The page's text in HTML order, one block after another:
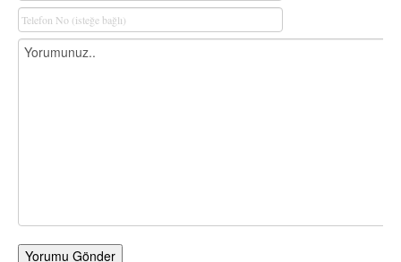
Yorumu Gönder